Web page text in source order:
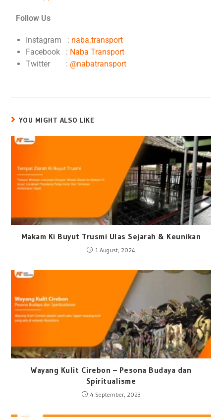
Follow Us
Instagram : naba.transport
Facebook : Naba Transport
Twitter : @nabatransport
YOU MIGHT ALSO LIKE
Makam Ki Buyut Trusmi Ulas Sejarah & Keunikan
1 August, 2024
Wayang Kulit Cirebon – Pesona Budaya dan
Spiritualisme
4 September, 2023